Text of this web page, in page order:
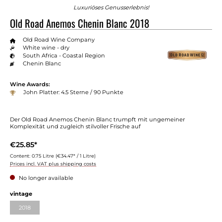
Luxuriöses Genusserlebnis!
Old Road Anemos Chenin Blanc 2018
Old Road Wine Company
White wine - dry
South Africa - Coastal Region
Chenin Blanc
Wine Awards:
John Platter: 4.5 Sterne / 90 Punkte
Der Old Road Anemos Chenin Blanc trumpft mit ungemeiner
Komplexität und zugleich stilvoller Frische auf
€25.85*
Content: 0.75 Litre (€34.47* / 1 Litre)
Prices incl. VAT plus shipping costs
No longer available
vintage
2018